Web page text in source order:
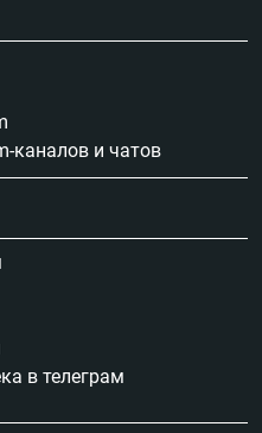
каналов и чатов
в телеграм